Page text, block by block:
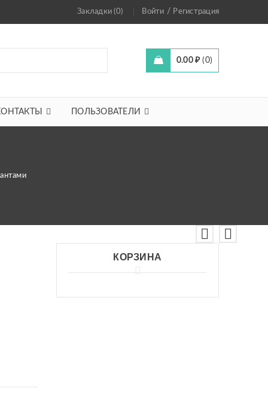
Закладки (0) Войти / Регистрация
0.00 ₽ 0
ПОЛЬЗОВАТЕЛИ
КОРЗИНА